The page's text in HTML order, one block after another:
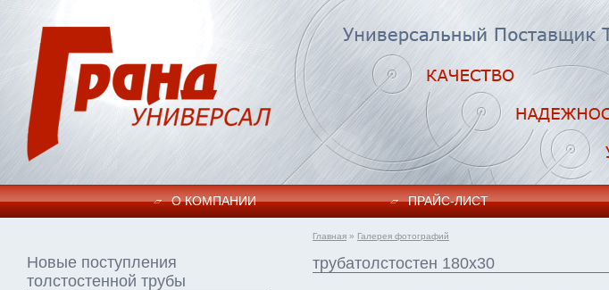
О КОМПАНИИ ПРАЙC-ЛИСТ
Новые поступления
толстостенной трубы
Главная » Галерея фотографий
трубатолстостен 180х30